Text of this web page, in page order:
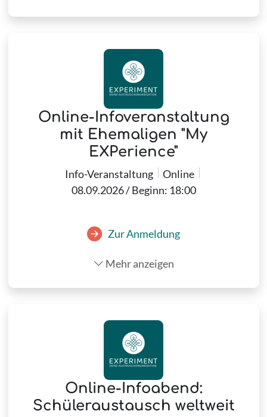
Online-Infoveranstaltung
mit Ehemaligen "My
EXPerience"
Info-Veranstaltung
Online
08.09.2026 / Beginn: 18:00
Zur Anmeldung
Mehr anzeigen
Online-Infoabend:
Schüleraustausch weltweit